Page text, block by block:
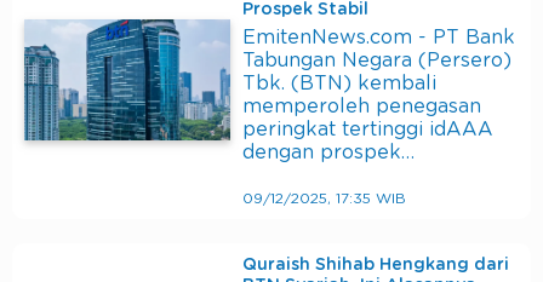
Prospek Stabil
EmitenNews.com - PT Bank
Tabungan Negara (Persero)
Tbk. (BTN) kembali
memperoleh penegasan
peringkat tertinggi idAAA
dengan prospek…
09/12/2025, 17:35 WIB
Quraish Shihab Hengkang dari